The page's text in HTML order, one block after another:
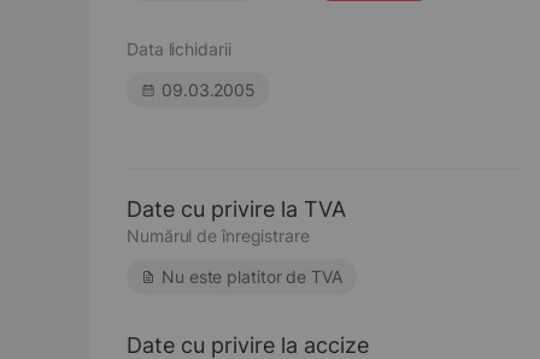
Data lichidarii
09.03.2005
Date cu privire la TVA
Numărul de înregistrare
Nu este platitor de TVA
Date cu privire la accize